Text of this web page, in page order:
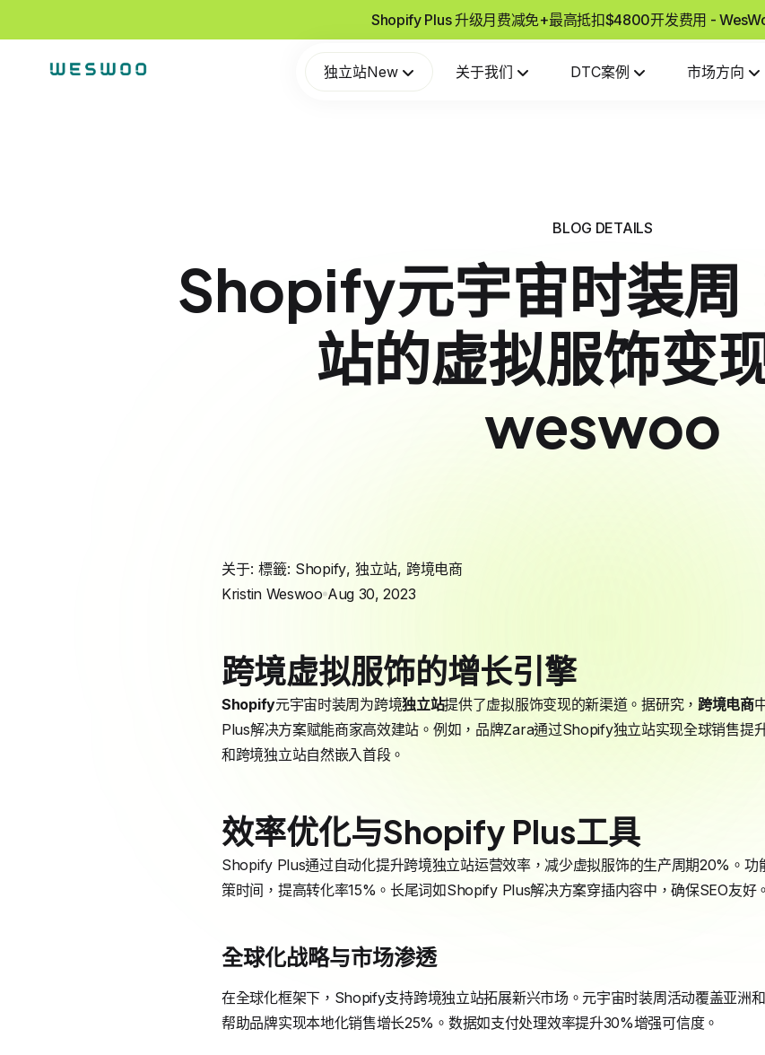
Shopify Plus 升级月费减免+最高抵扣$4800开发费用 -
独立站New 关于我们 DTC案例 市场方向
BLOG DETAILS
Shopify元宇宙时装周
站的虚拟服饰变
weswoo
关于: 標籤: Shopify, 独立站, 跨境电商
Kristin Weswoo Aug 30, 2023
跨境虚拟服饰的增长引擎
Shopify元宇宙时装周为跨境独立站提供了虚拟服饰变现的新渠道。据研究， 跨境电商
Plus解决方案赋能商家高效建站。例如，品牌Zara通过Shopify独立站实现全球销售提
和跨境独立站自然嵌入首段。
效率优化与Shopify Plus工具
Shopify Plus通过自动化提升跨境独立站运营效率，减少虚拟服饰的生产周期20%。
策时间，提高转化率15%。长尾词如Shopify Plus解决方案穿插内容中，确保SEO友好。
全球化战略与市场渗透
在全球化框架下，Shopify支持跨境独立站拓展新兴市场。元宇宙时装周活动覆盖亚洲
帮助品牌实现本地化销售增长25%。数据如支付处理效率提升30%增强可信度。